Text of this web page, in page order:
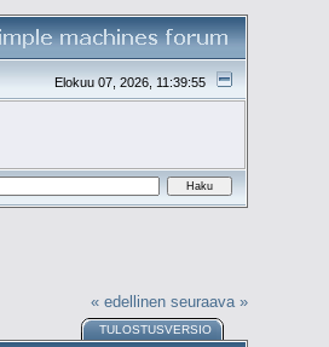
Elokuu 07, 2026, 11:39:55
« edellinen seuraava »
TULOSTUSVERSIO